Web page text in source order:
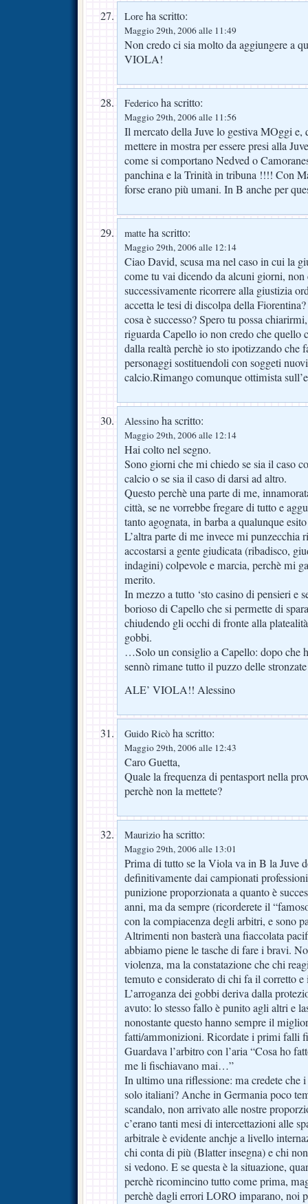
Lore ha scritto:
Maggio 29th, 2006 alle 11:49
Non credo ci sia molto da aggiungere a
VIOLA!
Federico ha scritto:
Maggio 29th, 2006 alle 11:56
Il mercato della Juve lo gestiva MOggi
mettere in mostra per essere presi alla
come si comportano Nedved o
panchina e la Trinità in tribuna !!!! Con
forse erano più umani. In B anche per
matte ha scritto:
Maggio 29th, 2006 alle 12:14
Ciao David, scusa ma nel caso in cui la
come tu vai dicendo da alcuni giorni, non
successivamente ricorrere alla giustizia
accetta le tesi di discolpa della
cosa è successo? Spero tu possa
riguarda Capello io non credo che quello
dalla realtà perchè io sto ipotizzando che
personaggi sostituendoli con soggeti
calcio.Rimango comunque ottimista
Alessino ha scritto:
Maggio 29th, 2006 alle 12:14
Hai colto nel segno.
Sono giorni che mi chiedo se sia il caso
calcio o se sia il caso di darsi ad altro.
Questo perchè una parte di me,
città, se ne vorrebbe fregare di tutto e
tanto agognata, in barba a qualunque
L’altra parte di me invece mi punzecchia
accostarsi a gente giudicata (ribadisco,
indagini) colpevole e marcia, perchè mi
merito.
In mezzo a tutto ‘sto casino di pensieri e
borioso di Capello che si permette di
chiudendo gli occhi di fronte alla
gobbi.
…Solo un consiglio a Capello: dopo che
sennò rimane tutto il puzzo delle
ALE’ VIOLA!! Alessino
Guido Ricò ha scritto:
Maggio 29th, 2006 alle 12:43
Caro Guetta,
Quale la frequenza di pentasport nella
perchè non la mettete?
Maurizio ha scritto:
Maggio 29th, 2006 alle 13:01
Prima di tutto se la Viola va in B la Juve
definitivamente dai campionati
punizione proporzionata a quanto è
anni, ma da sempre (ricorderete il
con la compiacenza degli arbitri, e sono
Altrimenti non basterà una fiaccolata
abbiamo piene le tasche di fare i bravi.
violenza, ma la constatazione che chi
temuto e considerato di chi fa il corretto e
L’arroganza dei gobbi deriva dalla
avuto: lo stesso fallo è punito agli altri e
nonostante questo hanno sempre il
fatti/ammonizioni. Ricordate i primi falli
Guardava l’arbitro con l’aria “Cosa ho
me li fischiavano mai…”
In ultimo una riflessione: ma credete che
solo italiani? Anche in Germania poco
scandalo, non arrivato alle nostre
c’erano tanti mesi di intercettazioni alle
arbitrale è evidente anchje a livello
chi conta di più (Blatter insegna) e chi
si vedono. E se questa è la situazione,
perchè ricomincino tutto come prima,
perchè dagli errori LORO imparano, noi